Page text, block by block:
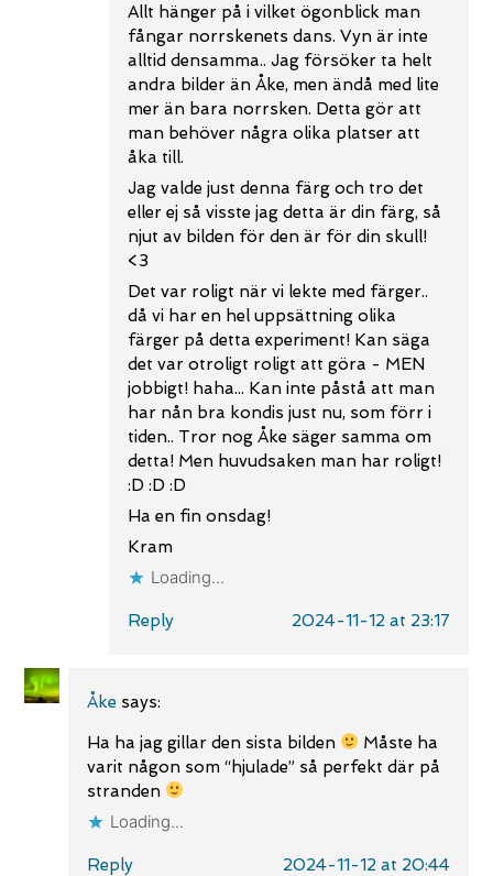
Allt hänger på i vilket ögonblick man
fångar norrskenets dans. Vyn är inte
alltid densamma.. Jag försöker ta helt
andra bilder än Åke, men ändå med lite
mer än bara norrsken. Detta gör att
man behöver några olika platser att
åka till.
Jag valde just denna färg och tro det
eller ej så visste jag detta är din färg, så
njut av bilden för den är för din skull!
<3
Det var roligt när vi lekte med färger..
då vi har en hel uppsättning olika
färger på detta experiment! Kan säga
det var otroligt roligt att göra - MEN
jobbigt! haha... Kan inte påstå att man
har nån bra kondis just nu, som förr i
tiden.. Tror nog Åke säger samma om
detta! Men huvudsaken man har roligt!
:D :D :D
Ha en fin onsdag!
Kram
Loading...
Reply 2024-11-12 at 23:17
Åke says:
Ha ha jag gillar den sista bilden
Måste ha
varit någon som “hjulade” så perfekt där på
stranden
Loading...
Reply 2024-11-12 at 20:44